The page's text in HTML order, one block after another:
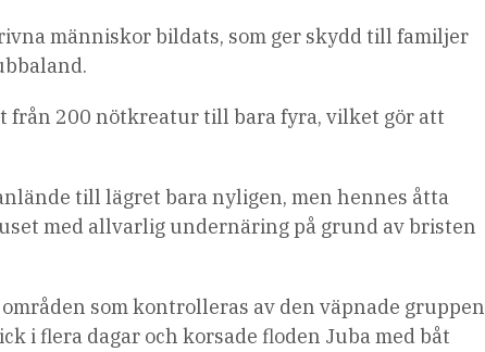
människor bildats, som ger skydd till familjer
200 nötkreatur till bara fyra, vilket gör att
till lägret bara nyligen, men hennes åtta
med allvarlig undernäring på grund av bristen
som kontrolleras av den väpnade gruppen
i flera dagar och korsade floden Juba med båt